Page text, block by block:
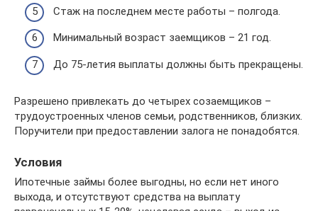
Стаж на последнем месте работы – полгода.
Минимальный возраст заемщиков – 21 год.
До 75-летия выплаты должны быть прекращены.
Разрешено привлекать до четырех созаемщиков –
трудоустроенных членов семьи, родственников, близких.
Поручители при предоставлении залога не понадобятся.
Условия
Ипотечные займы более выгодны, но если нет иного
выхода, и отсутствуют средства на выплату